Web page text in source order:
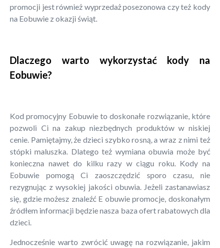
promocji jest również wyprzedaż posezonowa czy też kody
na Eobuwie z okazji świąt.
Dlaczego warto wykorzystać kody na
Eobuwie?
Kod promocyjny Eobuwie to doskonałe rozwiązanie, które
pozwoli Ci na zakup niezbędnych produktów w niskiej
cenie. Pamiętajmy, że dzieci szybko rosną, a wraz z nimi też
stópki maluszka. Dlatego też wymiana obuwia może być
konieczna nawet do kilku razy w ciągu roku. Kody na
Eobuwie pomogą Ci zaoszczędzić sporo czasu, nie
rezygnując z wysokiej jakości obuwia. Jeżeli zastanawiasz
się, gdzie możesz znaleźć E obuwie promocje, doskonałym
źródłem informacji będzie nasza baza ofert rabatowych dla
dzieci.
Jednocześnie warto zwrócić uwagę na rozwiązanie, jakim